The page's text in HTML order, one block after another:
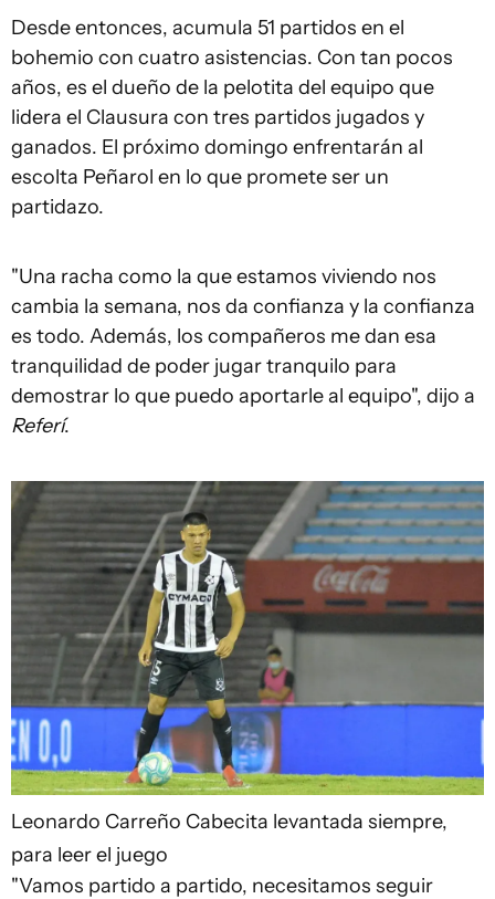
Desde entonces, acumula 51 partidos en el
bohemio con cuatro asistencias. Con tan pocos
años, es el dueño de la pelotita del equipo que
lidera el Clausura con tres partidos jugados y
ganados. El próximo domingo enfrentarán al
escolta Peñarol en lo que promete ser un
partidazo.
"Una racha como la que estamos viviendo nos
cambia la semana, nos da confianza y la confianza
es todo. Además, los compañeros me dan esa
tranquilidad de poder jugar tranquilo para
demostrar lo que puedo aportarle al equipo", dijo a
Referí.
Leonardo Carreño Cabecita levantada siempre,
para leer el juego
"Vamos partido a partido, necesitamos seguir